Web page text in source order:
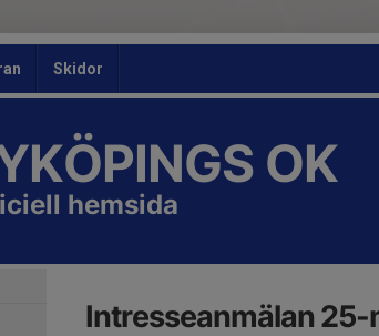
Skidor
OK
hemsida
Intresseanmälan